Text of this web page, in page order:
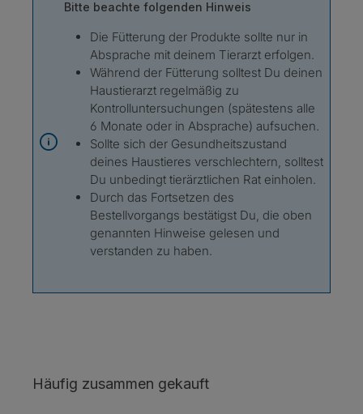
Bitte beachte folgenden Hinweis
Die Fütterung der Produkte sollte nur in
Absprache mit deinem Tierarzt erfolgen.
Während der Fütterung solltest Du deinen
Haustierarzt regelmäßig zu
Kontrolluntersuchungen (spätestens alle
6 Monate oder in Absprache) aufsuchen.
Sollte sich der Gesundheitszustand
deines Haustieres verschlechtern, solltest
Du unbedingt tierärztlichen Rat einholen.
Durch das Fortsetzen des
Bestellvorgangs bestätigst Du, die oben
genannten Hinweise gelesen und
verstanden zu haben.
Produktgalerie überspringen
Häufig zusammen gekauft